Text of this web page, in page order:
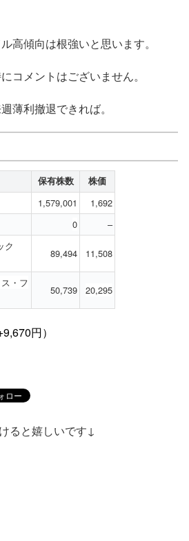
高傾向は根強いと思います。
コメントはございません。
薄利撤退できれば。
保有株数 株価
1,579,001
1,692
0
–
ク
89,494 11,508
・フ
50,739 20,295
円）
ると嬉しいです↓